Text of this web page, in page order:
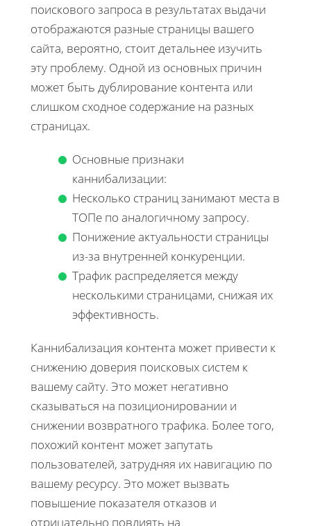
поискового запроса в результатах выдачи
отображаются разные страницы вашего
сайта, вероятно, стоит детальнее изучить
эту проблему. Одной из основных причин
может быть дублирование контента или
слишком сходное содержание на разных
страницах.
Основные признаки
каннибализации:
Несколько страниц занимают места в
ТОПе по аналогичному запросу.
Понижение актуальности страницы
из-за внутренней конкуренции.
Трафик распределяется между
несколькими страницами, снижая их
эффективность.
Каннибализация контента может привести к
снижению доверия поисковых систем к
вашему сайту. Это может негативно
сказываться на позиционировании и
снижении возвратного трафика. Более того,
похожий контент может запутать
пользователей, затрудняя их навигацию по
вашему ресурсу. Это может вызвать
повышение показателя отказов и
отрицательно повлиять на